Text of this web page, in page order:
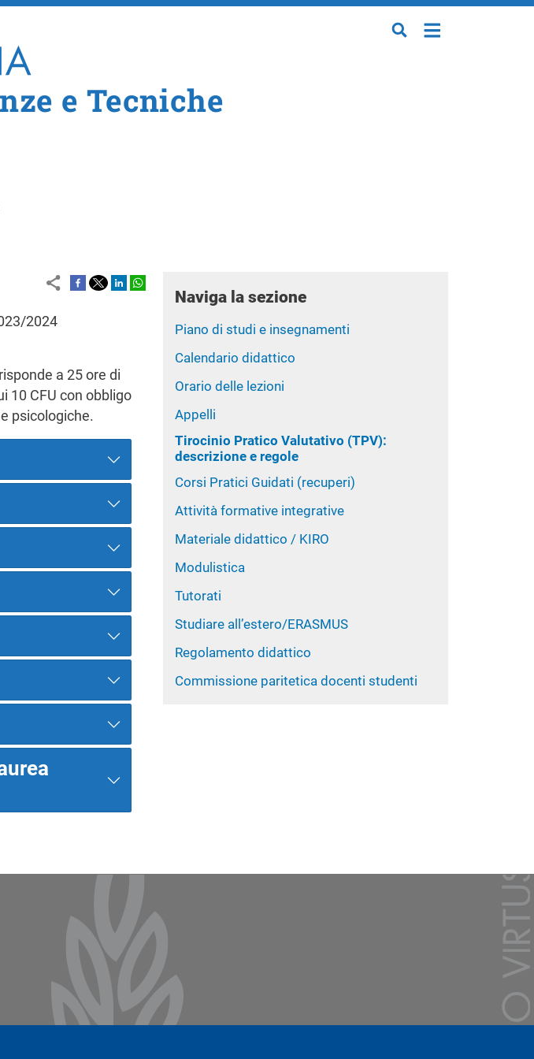
Salta al contenuto principale
e Tecniche
2024
a 25 ore di
10 CFU con obbligo
psicologiche.
Naviga la sezione
Piano di studi e insegnamenti
Calendario didattico
Orario delle lezioni
Appelli
Tirocinio Pratico Valutativo (TPV):
descrizione e regole
Corsi Pratici Guidati (recuperi)
Attività formative integrative
Materiale didattico / KIRO
Modulistica
Tutorati
Studiare all’estero/ERASMUS
Regolamento didattico
Commissione paritetica docenti studenti